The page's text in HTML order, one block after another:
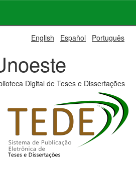
English Español Português
Digital de Teses e Dissertações